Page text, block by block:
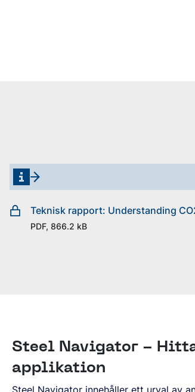
Teknisk rapport: Understanding
PDF, 866.2 kB
Steel Navigator -
applikation